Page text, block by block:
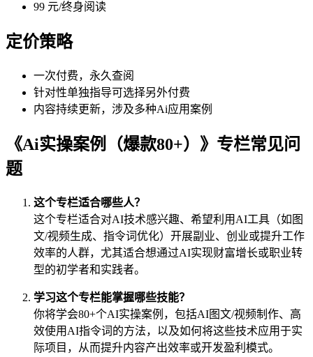
99 元/终身阅读
定价策略
一次付费，永久查阅
针对性单独指导可选择另外付费
内容持续更新，涉及多种Ai应用案例
《Ai实操案例（爆款80+）》专栏常见问
题
这个专栏适合哪些人？
这个专栏适合对AI技术感兴趣、希望利用AI工具（如图
文/视频生成、指令词优化）开展副业、创业或提升工作
效率的人群，尤其适合想通过AI实现财富增长或职业转
型的初学者和实践者。
学习这个专栏能掌握哪些技能？
你将学会80+个AI实操案例，包括AI图文/视频制作、高
效使用AI指令词的方法，以及如何将这些技术应用于实
际项目，从而提升内容产出效率或开发盈利模式。